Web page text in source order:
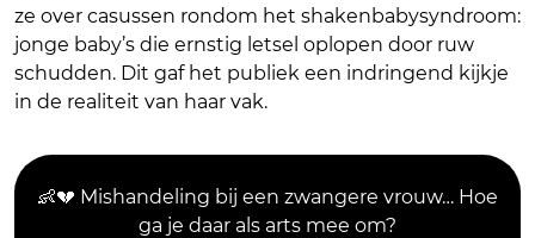
ze over casussen rondom het shakenbabysyndroom:
jonge baby’s die ernstig letsel oplopen door ruw
schudden. Dit gaf het publiek een indringend kijkje
in de realiteit van haar vak.
👶💔 Mishandeling bij een zwangere vrouw… Hoe
ga je daar als arts mee om?